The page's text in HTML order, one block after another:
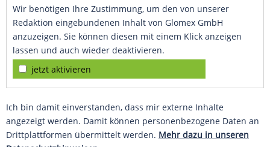
Wir benötigen Ihre Zustimmung, um den von unserer
Redaktion eingebundenen Inhalt von Glomex GmbH
anzuzeigen. Sie können diesen mit einem Klick anzeigen
lassen und auch wieder deaktivieren.
jetzt aktivieren
Ich bin damit einverstanden, dass mir externe Inhalte
angezeigt werden. Damit können personenbezogene Daten an
Drittplattformen übermittelt werden. Mehr dazu in unseren